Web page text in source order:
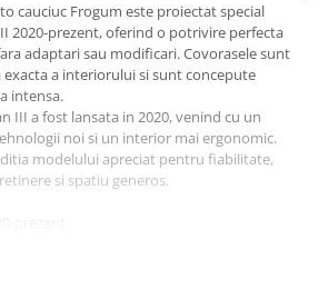
cauciuc Frogum este proiectat special
2020-prezent, oferind o potrivire perfecta
adaptari sau modificari. Covorasele sunt
a interiorului si sunt concepute
intensa.
III a fost lansata in 2020, venind cu un
noi si un interior mai ergonomic.
modelului apreciat pentru fiabilitate,
si spatiu generos.
GPL